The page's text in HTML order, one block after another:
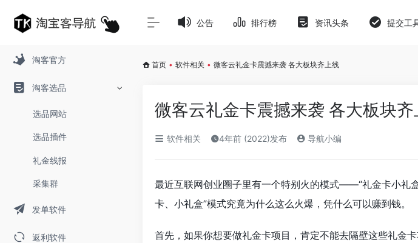
淘客官方
淘客选品
选品网站
选品插件
礼金线报
采集群
发单软件
返利软件
公告 排行榜 资讯头条 提交工
首页 • 软件相关 • 微客云礼金卡震撼来袭 各大板块齐上线
微客云礼金卡震撼来袭 各大板块齐
软件相关 4年前 (2022)发布 导航小编
最近互联网创业圈子里有一个特别火的模式——“礼金卡小礼
卡、小礼盒”模式究竟为什么这么火爆，凭什么可以赚到钱。
首先，如果你想要做礼金卡项目，肯定不能去隔壁这些礼金